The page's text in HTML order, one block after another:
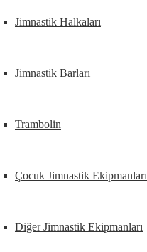
Jimnastik Halkaları
Jimnastik Barları
Trambolin
Çocuk Jimnastik Ekipmanları
Diğer Jimnastik Ekipmanları